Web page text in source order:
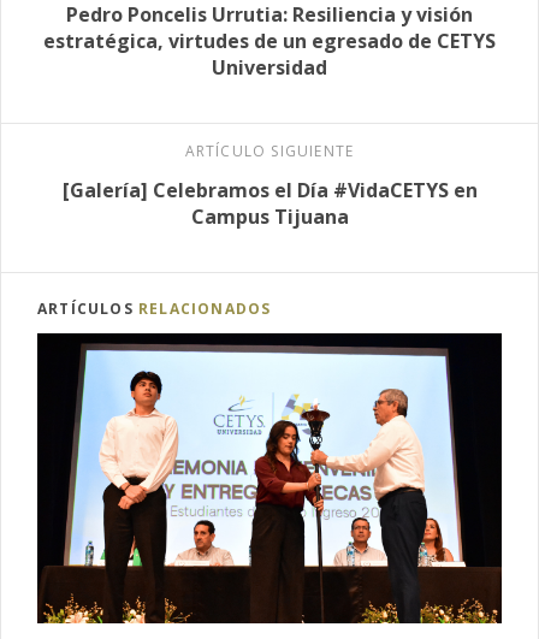
Pedro Poncelis Urrutia: Resiliencia y visión
estratégica, virtudes de un egresado de CETYS
Universidad
ARTÍCULO SIGUIENTE
[Galería] Celebramos el Día #VidaCETYS en
Campus Tijuana
ARTÍCULOS RELACIONADOS